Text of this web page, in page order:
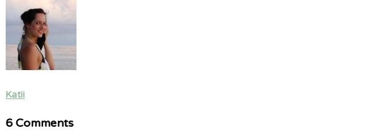
Katii
6 Comments